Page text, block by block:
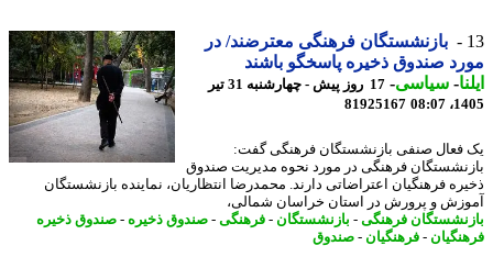
بازنشستگان فرهنگی معترضند/ در
صندوق ذخیره پاسخگو باشند
-سیاسی-
17 روز پیش - چهارشنبه 31 تیر
81925167
صنفی بازنشستگان فرهنگی گفت:
فرهنگی در مورد نحوه مدیریت صندوق
فرهنگیان اعتراضاتی دارند. محمدرضا انتظاریان، نماینده بازنشستگان
و پرورش در استان خراسان شمالی،
فرهنگی-بازنشستگان-فرهنگی-صندوق ذخیره-صندوق ذخیره
-فرهنگیان-صندوق